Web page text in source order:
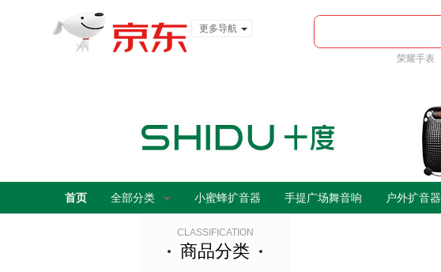
更多导航
荣耀手表
首页 全部分类 小蜜蜂扩音器 手提广场舞音响 户外扩音器
CLASSIFICATION
商品分类